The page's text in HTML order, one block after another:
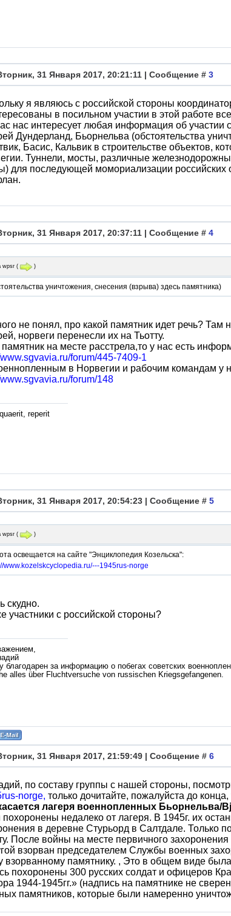
31 Января 2017, 20:21:11 | Сообщение # 3
я являюсь с российской стороны
в посильном участии в этой работе
нас интересует любая информация об участии
Дундерланд, Бьорнельва (обстоятельства
Басис, Кальвик в строительстве объектов,
Туннели, мосты, различные
для последующей момориализации российских
31 Января 2017, 20:37:11 | Сообщение # 4
wpsr ( )
уничтожения, снесения (взрыва) здесь памятника)
не понял, про какой памятник идет речь?
норвеги перенесли их на Тьотту.
на месте расстрела,то у нас есть
forum/445-7409-1
в Норвегии и рабочим командам у
forum/148
reperit
31 Января 2017, 20:54:23 | Сообщение # 5
wpsr ( )
освещается на сайте "Энциклопедия Козельска":
www.kozelskcyclopedia.ru/---1945rus-norge
скудно.
участники с российской стороны?
благодарен за информацию о побегах советских
alles über Fluchtversuche von russischen Kriegsgefangenen.
31 Января 2017, 21:59:49 | Сообщение # 6
по составу группы с нашей стороны,
norge, только дочитайте, пожалуйста до
лагеря военнопленных Бьорнельва/
недалеко от лагеря. В 1945г. их
в деревне Стурьорд в Салтдале. Только
После войны на месте первичного
взорван председателем Службы военных
взорванному памятнику. , Это в общем виде
похоронены 300 русских солдат и офицеров
1944-1945гг.» (надпись на памятнике не
памятников, которые были намеренно